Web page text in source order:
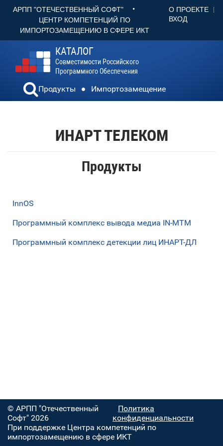
АРПП "ОТЕЧЕСТВЕННЫЙ СОФТ" •
ЦЕНТР КОМПЕТЕНЦИЙ ПО
ИМПОРТОЗАМЕЩЕНИЮ В СФЕРЕ ИКТ
О ПРОЕКТЕ
ВХОД
КАТАЛОГ
Совместимости Российского
Программного Обеспечения
Продукты Импортозамещение
ИНАРТ ТЕЛЕКОМ
Продукты
InnOS
Программный комплекс вывода медиа IN-MTM
Программный комплекс детекции лиц ИНАРТ-ДЛ
© АРПП "Отечественный
Софт" 2026
Политика
конфиденциальности
При поддержке Центра компетенций по
импортозамещению в сфере ИКТ